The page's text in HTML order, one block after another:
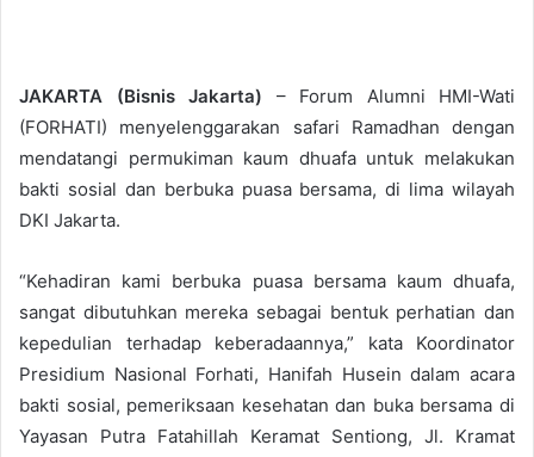
JAKARTA (Bisnis Jakarta) – Forum Alumni HMI-Wati
(FORHATI) menyelenggarakan safari Ramadhan dengan
mendatangi permukiman kaum dhuafa untuk melakukan
bakti sosial dan berbuka puasa bersama, di lima wilayah
DKI Jakarta.
“Kehadiran kami berbuka puasa bersama kaum dhuafa,
sangat dibutuhkan mereka sebagai bentuk perhatian dan
kepedulian terhadap keberadaannya,” kata Koordinator
Presidium Nasional Forhati, Hanifah Husein dalam acara
bakti sosial, pemeriksaan kesehatan dan buka bersama di
Yayasan Putra Fatahillah Keramat Sentiong, Jl. Kramat